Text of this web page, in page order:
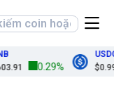
0.29%
USDC
$0.9999